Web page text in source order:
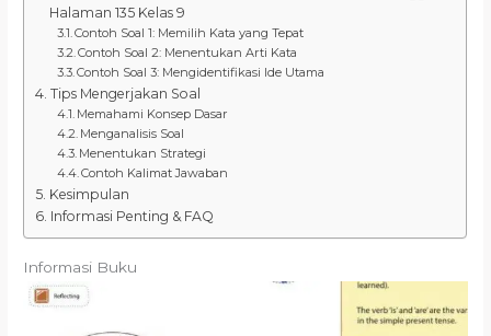
Halaman 135 Kelas 9
Contoh Soal 1: Memilih Kata yang Tepat
Contoh Soal 2: Menentukan Arti Kata
Contoh Soal 3: Mengidentifikasi Ide Utama
Tips Mengerjakan Soal
Memahami Konsep Dasar
Menganalisis Soal
Menentukan Strategi
Contoh Kalimat Jawaban
Kesimpulan
Informasi Penting & FAQ
Informasi Buku